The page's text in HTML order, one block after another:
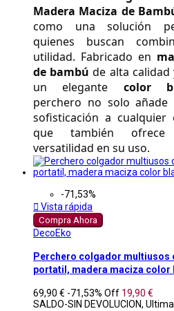
Madera Maciza de
como una solución
quienes buscan
utilidad. Fabricado en
de bambú de alta calidad
un elegante color
perchero no solo
sofisticación a cualquier
que también
versatilidad en su uso.
-71,53%
 Vista rápida
Compra Ahora
DecoEko
Perchero colgador multiusos
portatil, madera maciza color
69,90 € -71,53% Off 19,90 €
SALDO-SIN DEVOLUCION,